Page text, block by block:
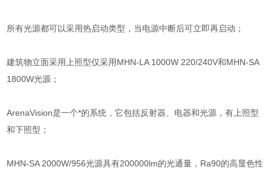
所有光源都可以采用热启动类型，当电源中断后可立即再启动；
建筑物立面采用上照型仅采用MHN-LA 1000W 220/240V和MHN-SA
1800W光源；
ArenaVision是一个*的系统，它包括反射器、电器和光源，有上照型
和下照型；
MHN-SA 2000W/956光源具有200000lm的光通量，Ra90的高显色性